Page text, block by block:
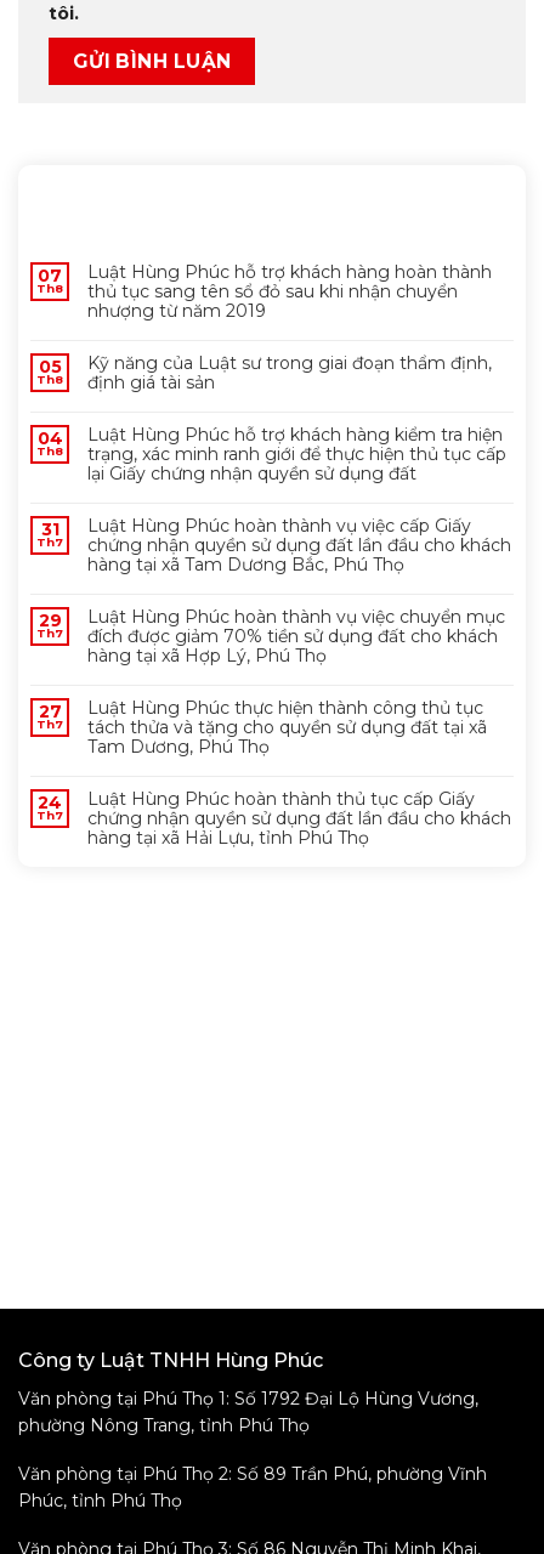
tôi.
07
Th8
Luật Hùng Phúc hỗ trợ khách hàng hoàn thành
thủ tục sang tên sổ đỏ sau khi nhận chuyển
nhượng từ năm 2019
05
Th8
Kỹ năng của Luật sư trong giai đoạn thẩm định,
định giá tài sản
04
Th8
Luật Hùng Phúc hỗ trợ khách hàng kiểm tra hiện
trạng, xác minh ranh giới để thực hiện thủ tục cấp
lại Giấy chứng nhận quyền sử dụng đất
31
Th7
Luật Hùng Phúc hoàn thành vụ việc cấp Giấy
chứng nhận quyền sử dụng đất lần đầu cho khách
hàng tại xã Tam Dương Bắc, Phú Thọ
29
Th7
Luật Hùng Phúc hoàn thành vụ việc chuyển mục
đích được giảm 70% tiền sử dụng đất cho khách
hàng tại xã Hợp Lý, Phú Thọ
27
Th7
Luật Hùng Phúc thực hiện thành công thủ tục
tách thửa và tặng cho quyền sử dụng đất tại xã
Tam Dương, Phú Thọ
24
Th7
Luật Hùng Phúc hoàn thành thủ tục cấp Giấy
chứng nhận quyền sử dụng đất lần đầu cho khách
hàng tại xã Hải Lựu, tỉnh Phú Thọ
Công ty Luật TNHH Hùng Phúc
Văn phòng tại Phú Thọ 1: Số 1792 Đại Lộ Hùng Vương,
phường Nông Trang, tỉnh Phú Thọ
Văn phòng tại Phú Thọ 2: Số 89 Trần Phú, phường Vĩnh
Phúc, tỉnh Phú Thọ
Văn phòng tại Phú Thọ 3: Số 86 Nguyễn Thị Minh Khai,